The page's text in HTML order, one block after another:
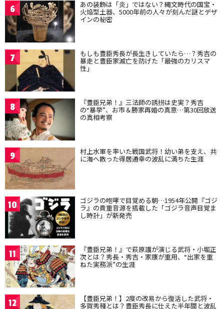
6 あの装飾は「炎」ではない？縄文時代の国宝・
火焔型土器、5000年前の人々が刻んだ謎とデザ
インの秘密
7 もしも豊臣秀長が長生きしていたら…？秀吉の
暴走と豊臣家滅亡を防げた「最強のカリスマ
性」
8 『豊臣兄弟！』三法師の誘拐は史実？秀吉
の“暴挙”、お市＆勝家再婚の真意…第30回放送
の真相考察
9 村上水軍を率いた戦国武将！幼い弟を支え、共
に海へ散った得居通幸の波乱に満ちた生涯
10 ゴジラの咆哮で目覚める朝…1954年公開『ゴジ
ラ』の貴重音源を搭載した「ゴジラ音声目覚ま
し時計」が新発売
11 『豊臣兄弟！』で萩原護が演じる武将・小堀正
次とは？秀長・秀吉・家康が重用、“出家を重
ねた実務派”の生涯
12 【豊臣兄弟！】2度の改易から復活した武将・
多賀秀種とは？豊臣秀長に仕えた半年間と波乱